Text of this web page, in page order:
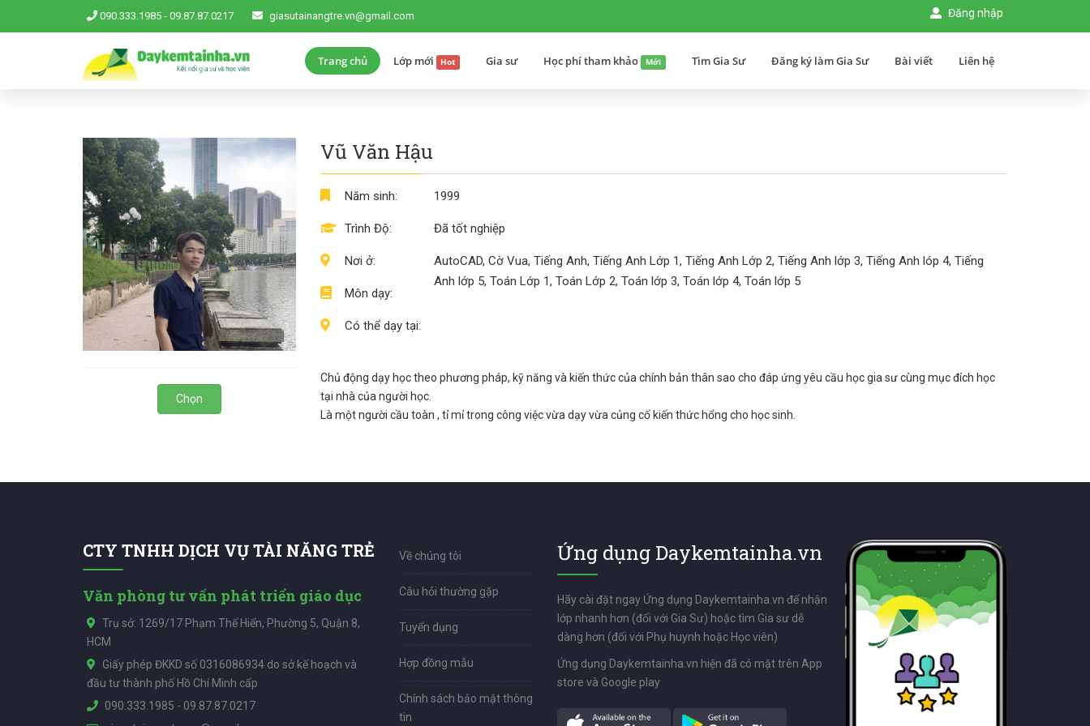
090.333.1985 - 09.87.87.0217 giasutainangtre.vn@gmail.com Đăng nhập
Trang chủ Lớp mới Hot Gia sư Học phí tham khảo Mới Tìm Gia Sư Đăng ký làm Gia Sư Bài viết Liên hệ
Chọn
Vũ Văn Hậu
Năm sinh:
Trình Độ:
Nơi ở:
Môn dạy:
Có thể dạy tại:
1999
Đã tốt nghiệp
AutoCAD, Cờ Vua, Tiếng Anh, Tiếng Anh Lớp 1, Tiếng Anh Lớp 2, Tiếng Anh lớp 3, Tiếng Anh lóp 4, Tiếng
Anh lớp 5, Toán Lớp 1, Toán Lớp 2, Toán lớp 3, Toán lớp 4, Toán lớp 5
Chủ động dạy học theo phương pháp, kỹ năng và kiến thức của chính bản thân sao cho đáp ứng yêu cầu học gia sư cùng mục đích học
tại nhà của người học.
Là một người cầu toàn , tỉ mỉ trong công việc vừa dạy vừa củng cố kiến thức hổng cho học sinh.
CTY TNHH DỊCH VỤ TÀI NĂNG TRẺ
Văn phòng tư vấn phát triển giáo dục
Trụ sở: 1269/17 Phạm Thế Hiển, Phường 5, Quận 8,
HCM
Giấy phép ĐKKD số 0316086934 do sở kế hoạch và
đầu tư thành phố Hồ Chí Minh cấp
090.333.1985 - 09.87.87.0217
Về chúng tôi
Câu hỏi thường gặp
Tuyển dụng
Hợp đồng mẫu
Chính sách bảo mật thông
tin
Ứng dụng Daykemtainha.vn
Hãy cài đặt ngay Ứng dụng Daykemtainha.vn để nhận
lớp nhanh hơn (đối với Gia Sư) hoặc tìm Gia sư dễ
dàng hơn (đối với Phụ huynh hoặc Học viên)
Ứng dụng Daykemtainha.vn hiện đã có mặt trên App
store và Google play